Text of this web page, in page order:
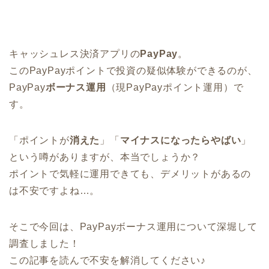
キャッシュレス決済アプリのPayPay。
このPayPayポイントで投資の疑似体験ができるのが、
PayPayボーナス運用
（現PayPayポイント運用）で
す。
「ポイントが消えた 」「 マイナスになったらやばい 」
という噂がありますが、本当でしょうか？
ポイントで気軽に運用できても、デメリットがあるの
は不安ですよね…。
そこで今回は、PayPayボーナス運用について深堀して
調査しました！
この記事を読んで不安を解消してください♪